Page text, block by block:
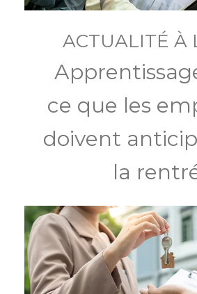
ACTUALITÉ À
ce que les
doivent
la